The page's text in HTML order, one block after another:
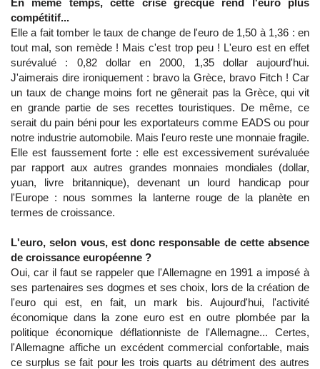
En même temps, cette crise grecque rend l'euro plus
compétitif...
Elle a fait tomber le taux de change de l'euro de 1,50 à 1,36 : en
tout mal, son remède ! Mais c'est trop peu ! L'euro est en effet
surévalué : 0,82 dollar en 2000, 1,35 dollar aujourd'hui.
J'aimerais dire ironiquement : bravo la Grèce, bravo Fitch ! Car
un taux de change moins fort ne gênerait pas la Grèce, qui vit
en grande partie de ses recettes touristiques. De même, ce
serait du pain béni pour les exportateurs comme EADS ou pour
notre industrie automobile. Mais l'euro reste une monnaie fragile.
Elle est faussement forte : elle est excessivement surévaluée
par rapport aux autres grandes monnaies mondiales (dollar,
yuan, livre britannique), devenant un lourd handicap pour
l'Europe : nous sommes la lanterne rouge de la planète en
termes de croissance.
L'euro, selon vous, est donc responsable de cette absence
de croissance européenne ?
Oui, car il faut se rappeler que l'Allemagne en 1991 a imposé à
ses partenaires ses dogmes et ses choix, lors de la création de
l'euro qui est, en fait, un mark bis. Aujourd'hui, l'activité
économique dans la zone euro est en outre plombée par la
politique économique déflationniste de l'Allemagne... Certes,
l'Allemagne affiche un excédent commercial confortable, mais
ce surplus se fait pour les trois quarts au détriment des autres